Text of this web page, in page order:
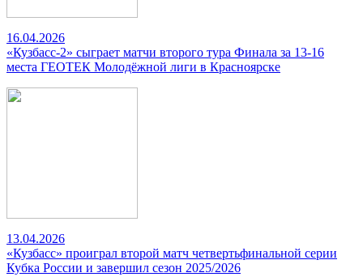
16.04.2026
«Кузбасс-2» сыграет матчи второго тура Финала за 13-16
места ГЕОТЕК Молодёжной лиги в Красноярске
13.04.2026
«Кузбасс» проиграл второй матч четвертьфинальной серии
Кубка России и завершил сезон 2025/2026